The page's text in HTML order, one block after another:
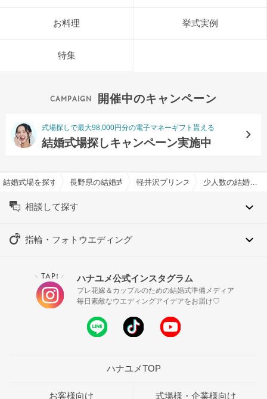
お料理 挙式実例
特集
開催中のキャンペーン
式場探しで最大98,000円分の電子マネーギフト貰える
結婚式場探しキャンペーン実施中
結婚式場を探すならハナユメ長野県の結婚式場一覧軽井沢プリンスホテル フォレスター
少人数の結婚式特集
相談して探す
指輪・フォトウエディング
＼ TAP! ／ ハナユメ公式インスタグラム
プレ花嫁＆カップルのための結婚式準備メディア
毎日素敵なウエディングアイデアをお届け♡
ハナユメTOP
お客様向け 式場様・企業様向け